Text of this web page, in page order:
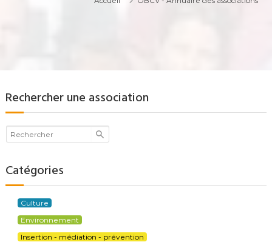
Rechercher une association
Catégories
Culture
Environnement
Insertion - médiation - prévention